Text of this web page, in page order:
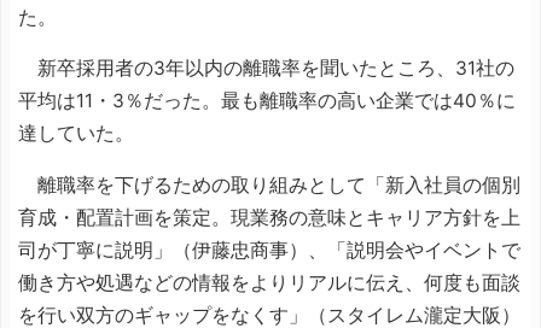
た。
新卒採用者の3年以内の離職率を聞いたところ、31社の
平均は11・3％だった。最も離職率の高い企業では40％に
達していた。
離職率を下げるための取り組みとして「新入社員の個別
育成・配置計画を策定。現業務の意味とキャリア方針を上
司が丁寧に説明」（伊藤忠商事）、「説明会やイベントで
働き方や処遇などの情報をよりリアルに伝え、何度も面談
を行い双方のギャップをなくす」（スタイレム瀧定大阪）